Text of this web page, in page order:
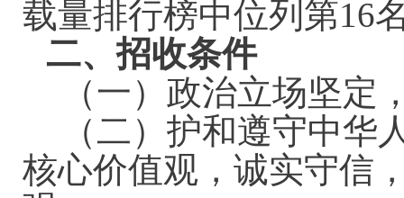
载量排行榜中位列第16
二、招收条件
（一）政治立场坚
（二）护和遵守中
核心价值观，诚实守信